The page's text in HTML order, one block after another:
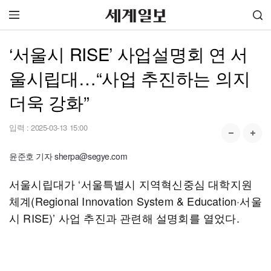
‘서울시 RISE’ 사업설명회 연 서
울시립대…“사업 추진하는 의지
더욱 강화”
입력 : 2025-03-13 15:00
윤준호 기자 sherpa@segye.com
서울시립대가 ‘서울특별시 지역혁신중심 대학지원
체계(Regional Innovation System & Education·서울
시 RISE)’ 사업 추진과 관련해 설명회를 열었다.